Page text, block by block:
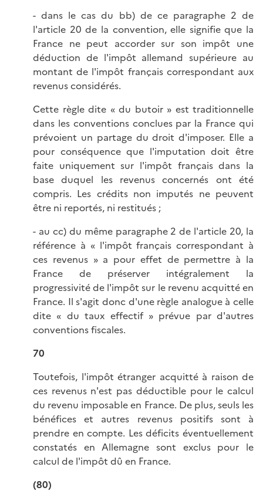
- dans le cas du bb) de ce paragraphe 2 de
l'article 20 de la convention, elle signifie que la
France ne peut accorder sur son impôt une
déduction de l'impôt allemand supérieure au
montant de l'impôt français correspondant aux
revenus considérés.
Cette règle dite « du butoir » est traditionnelle
dans les conventions conclues par la France qui
prévoient un partage du droit d'imposer. Elle a
pour conséquence que l'imputation doit être
faite uniquement sur l'impôt français dans la
base duquel les revenus concernés ont été
compris. Les crédits non imputés ne peuvent
être ni reportés, ni restitués ;
- au cc) du même paragraphe 2 de l'article 20, la
référence à « l'impôt français correspondant à
ces revenus » a pour effet de permettre à la
France de préserver intégralement la
progressivité de l'impôt sur le revenu acquitté en
France. Il s'agit donc d'une règle analogue à celle
dite « du taux effectif » prévue par d'autres
conventions fiscales.
70
Toutefois, l'impôt étranger acquitté à raison de
ces revenus n'est pas déductible pour le calcul
du revenu imposable en France. De plus, seuls les
bénéfices et autres revenus positifs sont à
prendre en compte. Les déficits éventuellement
constatés en Allemagne sont exclus pour le
calcul de l'impôt dû en France.
(80)